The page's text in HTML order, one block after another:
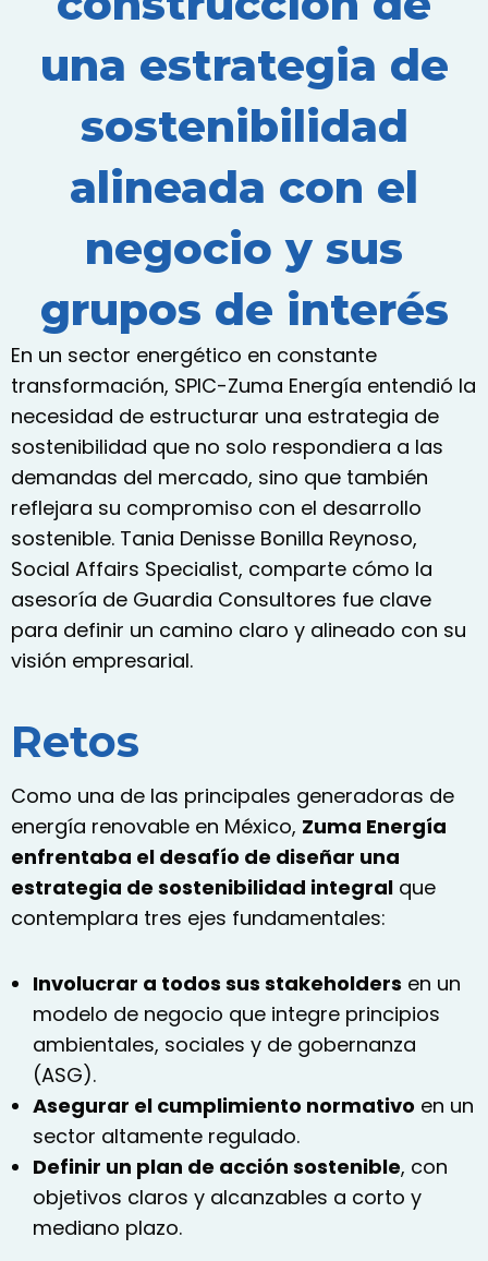
una estrategia de
sostenibilidad
alineada con el
negocio y sus
grupos de interés
En un sector energético en constante
transformación, SPIC-Zuma Energía entendió la
necesidad de estructurar una estrategia de
sostenibilidad que no solo respondiera a las
demandas del mercado, sino que también
reflejara su compromiso con el desarrollo
sostenible. Tania Denisse Bonilla Reynoso,
Social Affairs Specialist, comparte cómo la
asesoría de Guardia Consultores fue clave
para definir un camino claro y alineado con su
visión empresarial.
Retos
Como una de las principales generadoras de
energía renovable en México, Zuma Energía
enfrentaba el desafío de diseñar una
estrategia de sostenibilidad integral que
contemplara tres ejes fundamentales:
Involucrar a todos sus stakeholders en un
modelo de negocio que integre principios
ambientales, sociales y de gobernanza
(ASG).
Asegurar el cumplimiento normativo en un
sector altamente regulado.
Definir un plan de acción sostenible, con
objetivos claros y alcanzables a corto y
mediano plazo.